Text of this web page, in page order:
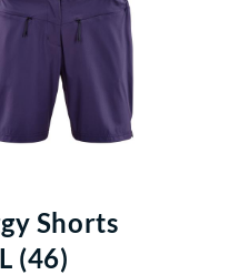
Shorts
(46)